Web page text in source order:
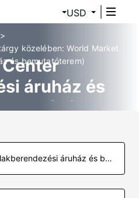
USD
közelében: World Market
és bemutatóterem)
áruház és
Szállás